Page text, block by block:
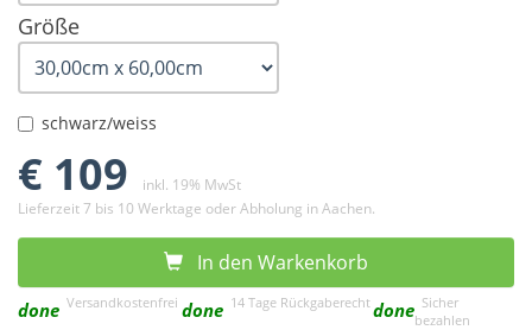
Größe
schwarz/weiss
€ 109
inkl. 19% MwSt
Lieferzeit 7 bis 10 Werktage oder Abholung in Aachen.
In den Warkenkorb
done Versandkostenfrei done 14 Tage Rückgaberechtdone Sicher
bezahlen